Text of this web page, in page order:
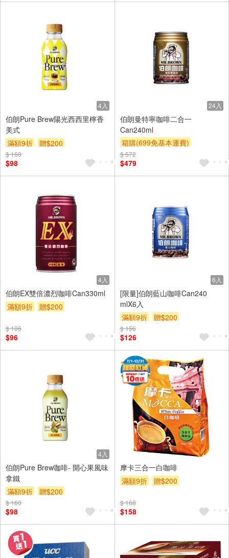
4入
伯朗Pure Brew陽光西西里檸香
美式
滿額9折
贈$200
$ 160
$98
24入
伯朗曼特寧咖啡二合一
Can240ml
箱購(699免基本運費)
滿額9折
$ 572
$479
4入
伯朗EX雙倍濃烈咖啡Can330ml
滿額9折
贈$200
$ 106
$96
6入
[限量]伯朗藍山咖啡Can240
mlX6入
滿額9折
贈$200
$ 156
$126
4入
伯朗Pure Brew咖啡- 開心果風味
拿鐵
滿額9折
贈$200
$ 160
$98
摩卡三合一白咖啡
滿額9折
贈$200
$ 168
$158